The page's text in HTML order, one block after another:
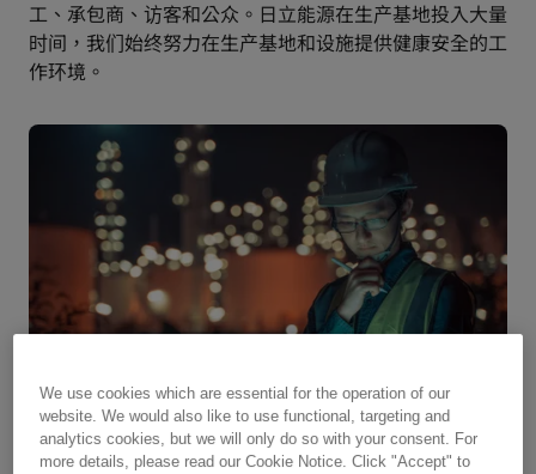
工、承包商、访客和公众。日立能源在生产基地投入大量
时间，我们始终努力在生产基地和设施提供健康安全的工
作环境。
We use cookies which are essential for the operation of our
website. We would also like to use functional, targeting and
analytics cookies, but we will only do so with your consent. For
more details, please read our Cookie Notice. Click "Accept" to